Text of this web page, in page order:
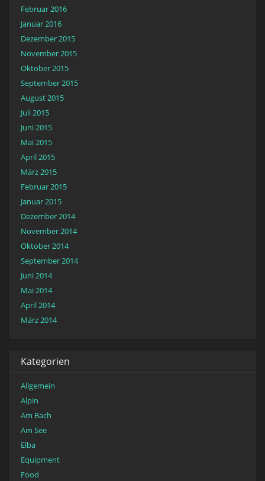
Februar 2016
Januar 2016
Dezember 2015
November 2015
Oktober 2015
September 2015
August 2015
Juli 2015
Juni 2015
Mai 2015
April 2015
März 2015
Februar 2015
Januar 2015
Dezember 2014
November 2014
Oktober 2014
September 2014
Juni 2014
Mai 2014
April 2014
März 2014
Kategorien
Allgemein
Alpin
Am Bach
Am See
Elba
Equipment
Food